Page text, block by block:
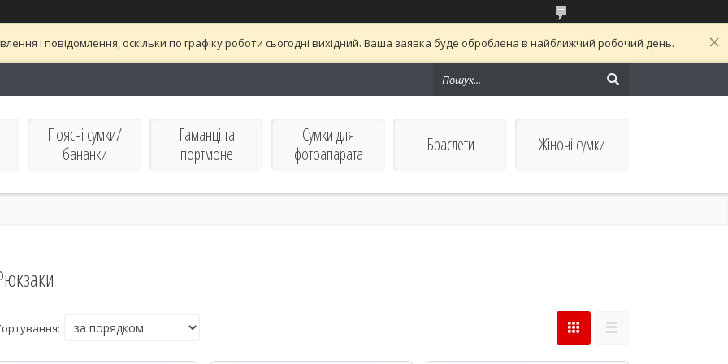
і повідомлення, оскільки по графіку роботи сьогодні вихідний. Ваша заявка буде оброблена в найближчий робочий день.
Поясні сумки/
бананки
Гаманці та
портмоне
Сумки для
фотоапарата
Браслети Жіночі сумки